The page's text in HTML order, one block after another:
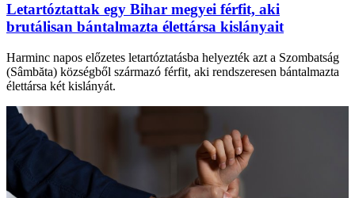
Letartóztattak egy Bihar megyei férfit, aki
brutálisan bántalmazta élettársa kislányait
Harminc napos előzetes letartóztatásba helyezték azt a Szombatság
(Sâmbăta) községből származó férfit, aki rendszeresen bántalmazta
élettársa két kislányát.